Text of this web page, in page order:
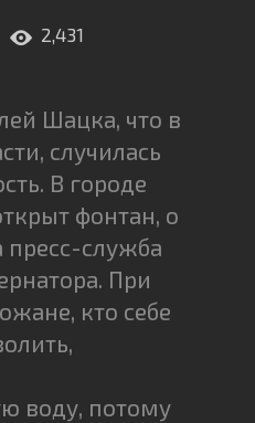
2,431
Шацка, что в
случилась
В городе
фонтан, о
пресс-служба
При
кто себе
воду, потому